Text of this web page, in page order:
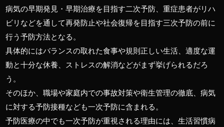
病気の早期発見・早期治療を目指す二次予防、重症患者がリハ
ビリなどを通して再発防止や社会復帰を目指す三次予防の前に
行う予防方法となる。
具体的にはバランスの取れた食事や規則正しい生活、適度な運
動と十分な休養、ストレスの解消などがまず挙げられるだろ
う。
そのほか、職場や家庭内での事故対策や衛生管理の徹底、病気
に対する予防接種なども一次予防に含まれる。
予防医療の中でも一次予防が重視される理由には、生活習慣病